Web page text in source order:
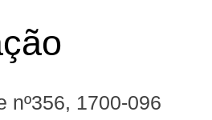
nº356, 1700-096